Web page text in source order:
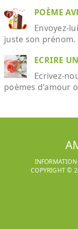
POÈME
Envoyez-
juste son prénom.
ECRIRE
Ecrivez-
poèmes d'amour
INFORMATION
COPYRIGHT ©